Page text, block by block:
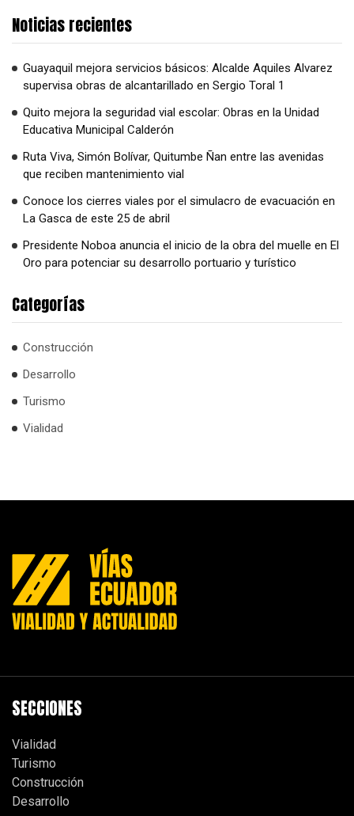
Noticias recientes
Guayaquil mejora servicios básicos: Alcalde Aquiles Alvarez
supervisa obras de alcantarillado en Sergio Toral 1
Quito mejora la seguridad vial escolar: Obras en la Unidad
Educativa Municipal Calderón
Ruta Viva, Simón Bolívar, Quitumbe Ñan entre las avenidas
que reciben mantenimiento vial
Conoce los cierres viales por el simulacro de evacuación en
La Gasca de este 25 de abril
Presidente Noboa anuncia el inicio de la obra del muelle en El
Oro para potenciar su desarrollo portuario y turístico
Categorías
Construcción
Desarrollo
Turismo
Vialidad
SECCIONES
Vialidad
Turismo
Construcción
Desarrollo